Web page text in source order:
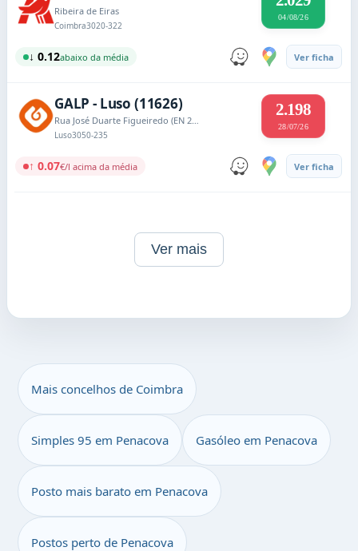
Ribeira de Eiras
Coimbra3020-322
04/08/26
↓ 0.12abaixo da média Ver ficha
GALP - Luso (11626)
Rua José Duarte Figueiredo (EN 234)
Luso3050-235
2.198
28/07/26
↑ 0.07€/l acima da média Ver ficha
Ver mais
Mais concelhos de Coimbra
Simples 95 em Penacova Gasóleo em Penacova
Posto mais barato em Penacova
Postos perto de Penacova